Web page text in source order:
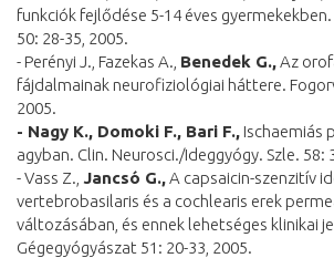
funkciók fejlődése 5-14 éves
50: 28-35, 2005.
- Perényi J., Fazekas A., Benedek G.,Az
fájdalmainak neurofiziológiai háttere.
2005.
- Nagy K., Domoki F., Bari F., Ischaemiás
agyban. Clin. Neurosci./Ideggyógy. Szle. 58:
- Vass Z., Jancsó G.,A capsaicin-szenzitív
vertebrobasilaris és a cochlearis erek
változásában, és ennek lehetséges klinikai
Gégegyógyászat 51: 20-33, 2005.